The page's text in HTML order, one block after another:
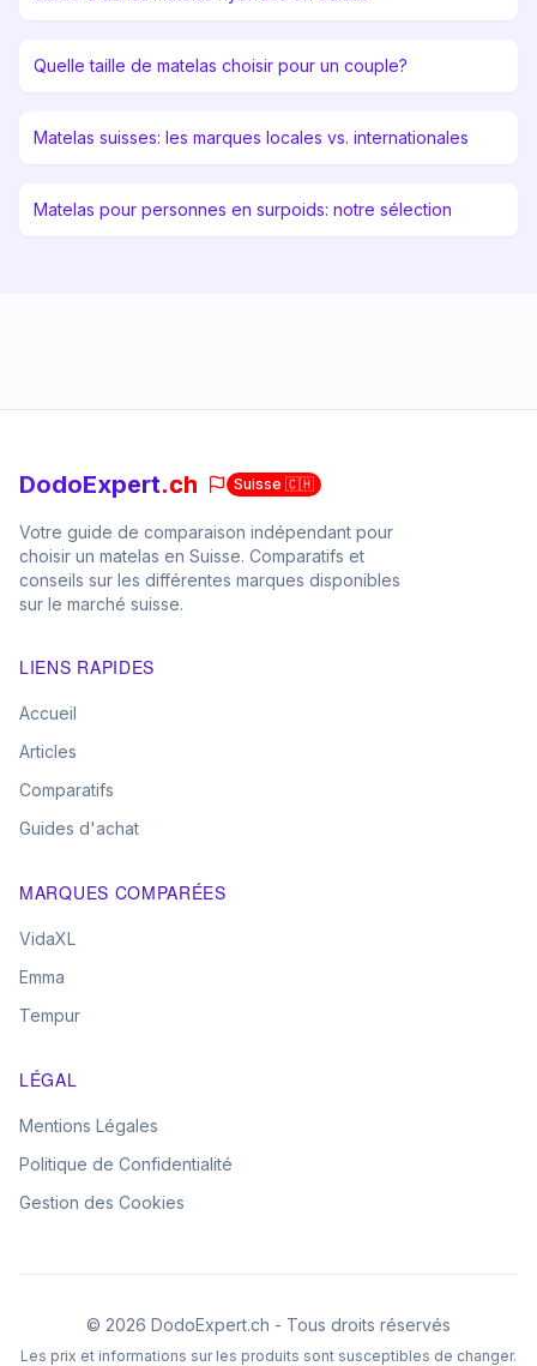
Quelle taille de matelas choisir pour un couple?
Matelas suisses: les marques locales vs. internationales
Matelas pour personnes en surpoids: notre sélection
DodoExpert.ch Suisse 🇨🇭
Votre guide de comparaison indépendant pour
choisir un matelas en Suisse. Comparatifs et
conseils sur les différentes marques disponibles
sur le marché suisse.
LIENS RAPIDES
Accueil
Articles
Comparatifs
Guides d'achat
MARQUES COMPARÉES
VidaXL
Emma
Tempur
LÉGAL
Mentions Légales
Politique de Confidentialité
Gestion des Cookies
© 2026 DodoExpert.ch - Tous droits réservés
Les prix et informations sur les produits sont susceptibles de changer.